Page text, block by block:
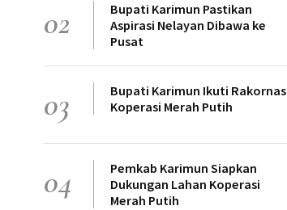
02
Bupati Karimun Pastikan
Aspirasi Nelayan Dibawa ke
Pusat
03
Bupati Karimun Ikuti Rakornas
Koperasi Merah Putih
04
Pemkab Karimun Siapkan
Dukungan Lahan Koperasi
Merah Putih